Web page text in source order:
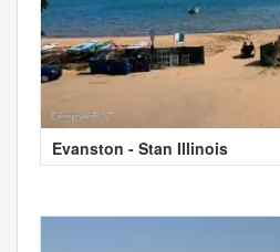
Evanston - Stan Illinois